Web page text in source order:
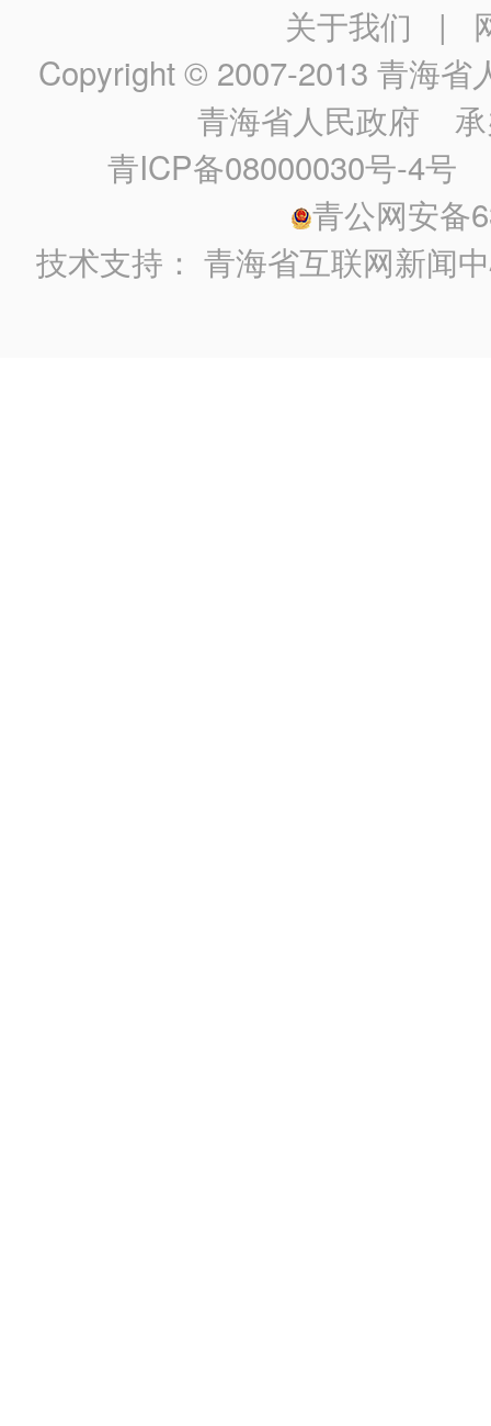
关于我们 |
Copyright © 2007-2013 青海省
青海省人民政府 承
青ICP备08000030号-4号
青公网安备
技术支持：青海省互联网新闻